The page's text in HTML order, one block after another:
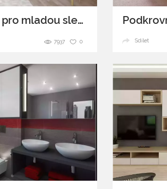
Obývací pokoj pro mladou slečnu ve světlých barvách
0
7937 Sdílet